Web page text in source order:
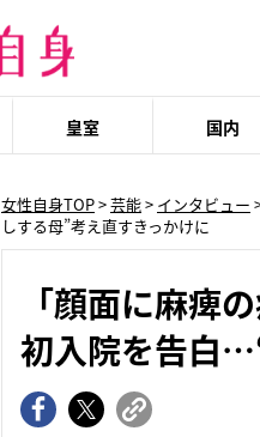
皇室 国内
女性自身TOP>芸能> インタビュー
しする母”考え直すきっかけに
「顔面に麻痺
初入院を告白